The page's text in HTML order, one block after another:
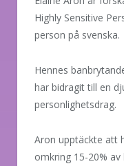
Highly Sensitive
person på svenska.
Hennes
har bidragit till en
personlighetsdrag.
Aron upptäckte att
omkring 15-20%